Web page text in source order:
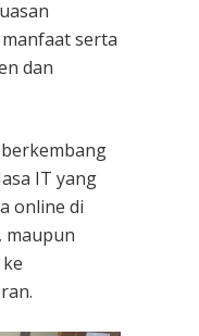
serta
dan
IT yang
online di
, maupun